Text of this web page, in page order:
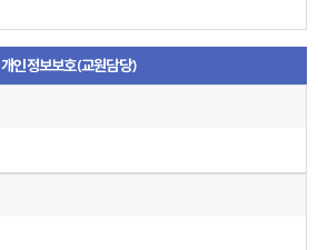
개인정보보호(교원담당)